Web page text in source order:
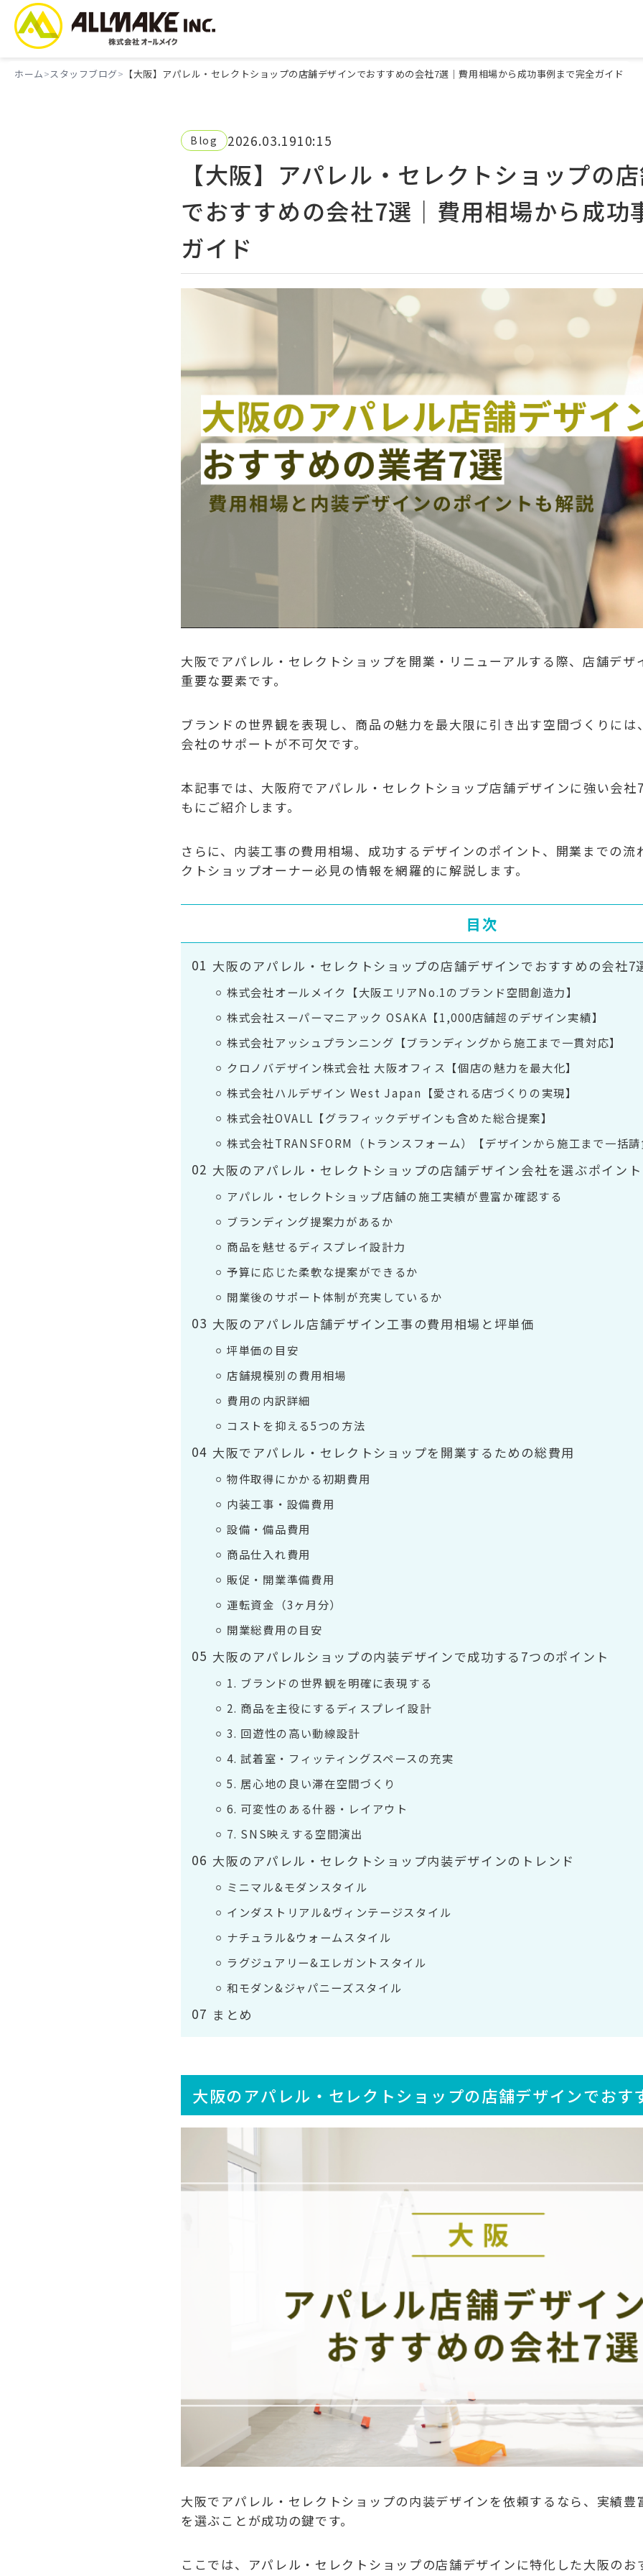
ホーム スタッフブログ 【大阪】アパレル・セレクトショップの店舗デザインでおすすめの会社7選｜費用相場から成功事例まで完全ガイド
Blog 2026.03.1910:15
【大阪】アパレル・セレクトショップの
でおすすめの会社7選｜費用相場から成功
ガイド
大阪でアパレル・セレクトショップを開業・リニューアルする際、店舗デザ
重要な要素です。
ブランドの世界観を表現し、商品の魅力を最大限に引き出す空間づくりに
会社のサポートが不可欠です。
本記事では、大阪府でアパレル・セレクトショップ店舗デザインに強い会
もにご紹介します。
さらに、内装工事の費用相場、成功するデザインのポイント、開業までの流
クトショップオーナー必見の情報を網羅的に解説します。
目次
大阪のアパレル・セレクトショップの店舗デザインでおすすめの会社7
株式会社オールメイク【大阪エリアNo.1のブランド空間創造力】
株式会社スーパーマニアック OSAKA【1,000店舗超のデザイン実績】
株式会社アッシュプランニング【ブランディングから施工まで一貫対応】
クロノバデザイン株式会社 大阪オフィス【個店の魅力を最大化】
株式会社ハルデザイン West Japan【愛される店づくりの実現】
株式会社OVALL【グラフィックデザインも含めた総合提案】
株式会社TRANSFORM（トランスフォーム）【デザインから施工まで一括
大阪のアパレル・セレクトショップの店舗デザイン会社を選ぶポイント
アパレル・セレクトショップ店舗の施工実績が豊富か確認する
ブランディング提案力があるか
商品を魅せるディスプレイ設計力
予算に応じた柔軟な提案ができるか
開業後のサポート体制が充実しているか
大阪のアパレル店舗デザイン工事の費用相場と坪単価
坪単価の目安
店舗規模別の費用相場
費用の内訳詳細
コストを抑える5つの方法
大阪でアパレル・セレクトショップを開業するための総費用
物件取得にかかる初期費用
内装工事・設備費用
設備・備品費用
商品仕入れ費用
販促・開業準備費用
運転資金（3ヶ月分）
開業総費用の目安
大阪のアパレルショップの内装デザインで成功する7つのポイント
1. ブランドの世界観を明確に表現する
2. 商品を主役にするディスプレイ設計
3. 回遊性の高い動線設計
4. 試着室・フィッティングスペースの充実
5. 居心地の良い滞在空間づくり
6. 可変性のある什器・レイアウト
7. SNS映えする空間演出
大阪のアパレル・セレクトショップ内装デザインのトレンド
ミニマル&モダンスタイル
インダストリアル&ヴィンテージスタイル
ナチュラル&ウォームスタイル
ラグジュアリー&エレガントスタイル
和モダン&ジャパニーズスタイル
まとめ
大阪のアパレル・セレクトショップの店舗デザインでおす
大阪でアパレル・セレクトショップの内装デザインを依頼するなら、実績
を選ぶことが成功の鍵です。
ここでは、アパレル・セレクトショップの店舗デザインに特化した大阪の